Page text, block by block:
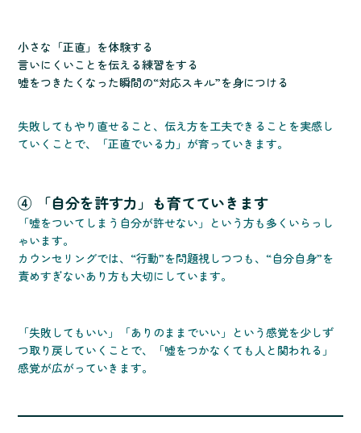
小さな「正直」を体験する
言いにくいことを伝える練習をする
嘘をつきたくなった瞬間の“対応スキル”を身につける
失敗してもやり直せること、伝え方を工夫できることを実感し
ていくことで、「正直でいる力」が育っていきます。
④ 「自分を許す力」も育てていきます
「嘘をついてしまう自分が許せない」という方も多くいらっし
ゃいます。
カウンセリングでは、“行動”を問題視しつつも、“自分自身”を
責めすぎないあり方も大切にしています。
「失敗してもいい」「ありのままでいい」という感覚を少しず
つ取り戻していくことで、「嘘をつかなくても人と関われる」
感覚が広がっていきます。